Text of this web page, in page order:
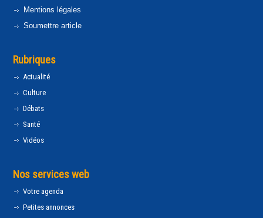
Mentions légales
Soumettre article
Rubriques
Actualité
Culture
Débats
Santé
Vidéos
Nos services web
Votre agenda
Petites annonces